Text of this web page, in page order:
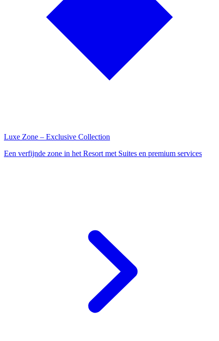
Luxe Zone – Exclusive Collection
Een verfijnde zone in het Resort met Suites en premium services